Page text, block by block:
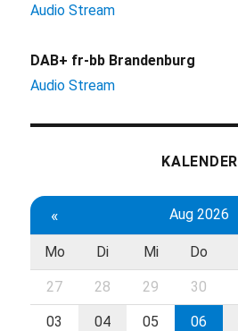
Audio Stream
DAB+ fr-bb Brandenburg
Audio Stream
KALENDER
« Aug 2026
Mo Di Mi Do
27 28 29 30
03 04 05 06